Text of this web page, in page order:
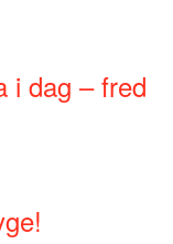
i dag – fred